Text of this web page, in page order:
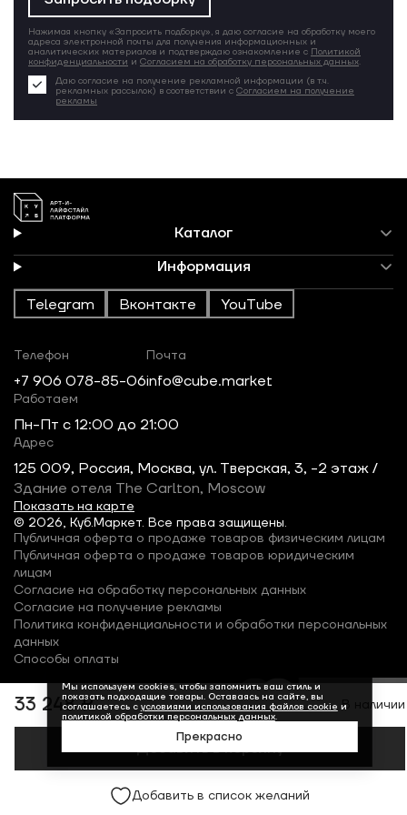
33 248 ₽ В наличии
Добавить в корзину
Добавить в список желаний
Нажимая кнопку «Запросить подборку», я даю согласие на обработку моего
адреса электронной почты для получения информационных и
аналитических материалов и подтверждаю ознакомление с Политикой
конфиденциальности и Согласием на обработку персональных данных.
Даю согласие на получение рекламной информации (в т.ч.
рекламных рассылок) в соответствии с Согласием на получение
рекламы
Каталог
Информация
Telegram Вконтакте YouTube
© 2026, Куб.Маркет. Все права защищены.
Телефон
+7 906 078-85-06
Почта
info@cube.market
Работаем
Пн-Пт c 12:00 до 21:00
Адрес
125 009, Россия, Москва, ул. Тверская, 3, -2 этаж /
Здание отеля The Carlton, Moscow
Показать на карте
Публичная оферта о продаже товаров физическим лицам
Публичная оферта о продаже товаров юридическим
лицам
Согласие на обработку персональных данных
Согласие на получение рекламы
Политика конфиденциальности и обработки персональных
данных
Способы оплаты
Мы используем cookies, чтобы запомнить ваш стиль и
показать подходящие товары. Оставаясь на сайте, вы
соглашаетесь с условиями использования файлов cookie и
политикой обработки персональных данных.
Прекрасно